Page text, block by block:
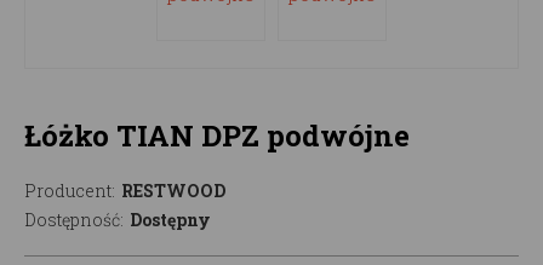
Łóżko TIAN DPZ podwójne
Producent: RESTWOOD
Dostępność: Dostępny